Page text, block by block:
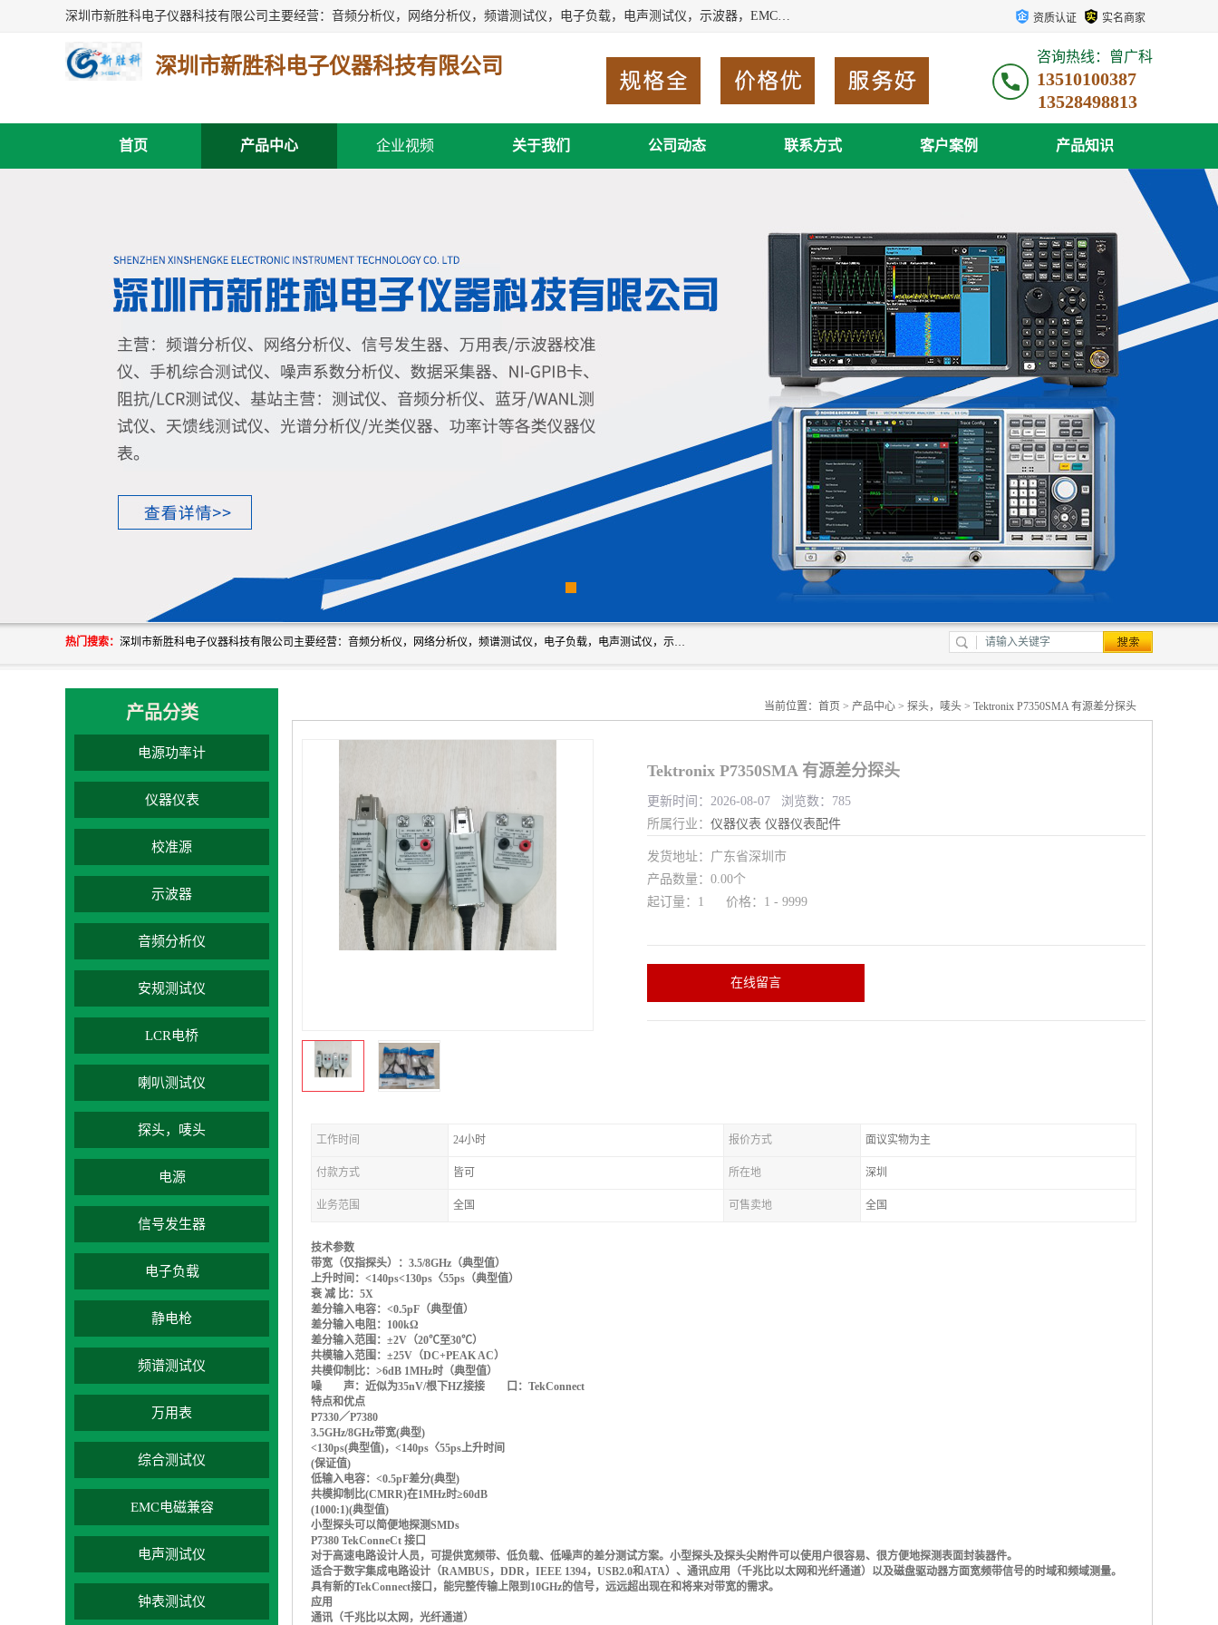
深圳市新胜科电子仪器科技有限公司主要经营：音频分析仪，网络分析仪，频谱测试仪，电子负载，电声测试仪，示波器，EMC电磁兼容测，调制分析仪，LCR测量仪，数字电桥，三相标准源，音频扫频仪，时钟检测仪，信号发生器，电子表，万用表，功率计，喇叭测试仪，综合测试仪等；深圳市新胜科电子仪器科技有限公司希望能与您成为合作伙伴 资质认证 实名商家
深圳市新胜科电子仪器科技有限公司 咨询热线：曾广科
13510100387
首页 产品中心 企业视频 关于我们 公司动态 联系方式 客户案例 产品知识
热门搜索： 深圳市新胜科电子仪器科技有限公司主要经营：音频分析仪，网络分析仪，频谱测试仪，电子负载，电声测试仪，示波器，EMC电磁兼容测，调制分析仪，LCR测量仪，数字电桥，三相标准源，音频扫频仪，时钟检测仪，信号发生器，电子表，万用表，功率计，喇叭测试仪，综合测试仪等；深圳市新胜科电子仪器科技有限公司希望能与您成为合作伙伴
产品分类
电源功率计
仪器仪表
校准源
示波器
音频分析仪
安规测试仪
LCR电桥
喇叭测试仪
探头，唛头
电源
信号发生器
电子负载
静电枪
频谱测试仪
万用表
综合测试仪
EMC电磁兼容
电声测试仪
钟表测试仪
当前位置： 首页 > 产品中心 > 探头，唛头 > Tektronix P7350SMA 有源差分探头
Tektronix P7350SMA 有源差分探头
更新时间：2026-08-07 浏览数：785
所属行业： 仪器仪表 仪器仪表配件
发货地址：广东省深圳市
产品数量：0.00个
起订量：1 价格：1 - 9999
在线留言
工作时间 24小时 报价方式 面议实物为主
付款方式 皆可 所在地 深圳
业务范围 全国 可售卖地 全国
技术参数
带宽（仅指探头）：3.5/8GHz（典型值）
上升时间：<140ps<130ps〈55ps（典型值）
衰 减 比：5X
差分输入电容：<0.5pF（典型值）
差分输入电阻：100kΩ
差分输入范围：±2V（20℃至30℃）
共模输入范围：±25V（DC+PEAK AC）
共模仰制比：>6dB 1MHz时（典型值）
噪 声：近似为35nV/根下HZ接接 口：TekConnect
特点和优点
P7330／P7380
3.5GHz/8GHz带宽(典型)
<130ps(典型值)，<140ps〈55ps上升时间
(保证值)
低输入电容：<0.5pF差分(典型)
共模抑制比(CMRR)在1MHz时≥60dB
(1000:1)(典型值)
小型探头可以简便地探测SMDs
P7380 TekConneCt 接口
对于高速电路设计人员，可提供宽频带、低负载、低噪声的差分测试方案。小型探头及探头尖附件可以使用户很容易、很方便地探测表面封装器件。
适合于数字集成电路设计（RAMBUS，DDR，IEEE 1394，USB2.0和ATA）、通讯应用（千兆比以太网和光纤通道）以及磁盘驱动器方面宽频带信号的时域和频域测量。
具有新的TekConnect接口，能完整传输上限到10GHz的信号，远远超出现在和将来对带宽的需求。
应用
通讯（千兆比以太网，光纤通道）